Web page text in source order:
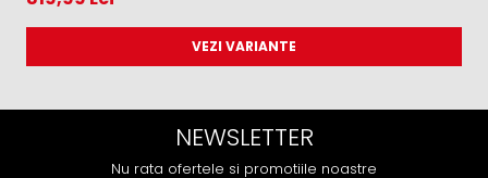
VEZI VARIANTE
NEWSLETTER
Nu rata ofertele si promotiile noastre